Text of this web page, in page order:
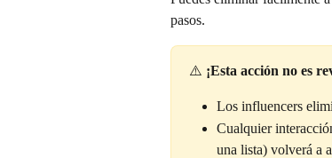
pasos.
⚠️ ¡Esta acción no es
Los influencers
Cualquier
una lista) volverá a